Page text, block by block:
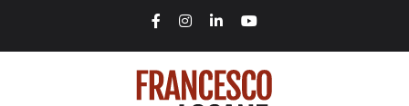
FacebookInstagram
LinkedInYouTube